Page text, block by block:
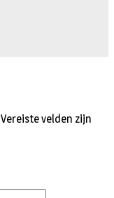
Vereiste velden zijn